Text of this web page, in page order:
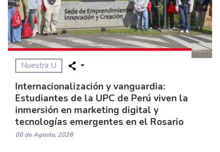
Nuestra U
Internacionalización y vanguardia:
Estudiantes de la UPC de Perú viven la
inmersión en marketing digital y
tecnologías emergentes en el Rosario
06 de Agosto, 2026